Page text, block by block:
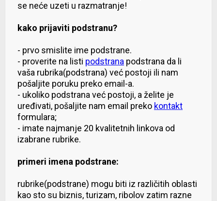
se neće uzeti u razmatranje!
kako prijaviti podstranu?
- prvo smislite ime podstrane.
- proverite na listi podstrana podstrana da li
vaša rubrika(podstrana) već postoji ili nam
pošaljite poruku preko email-a.
- ukoliko podstrana već postoji, a želite je
uređivati, pošaljite nam email preko kontakt
formulara;
- imate najmanje 20 kvalitetnih linkova od
izabrane rubrike.
primeri imena podstrane:
rubrike(podstrane) mogu biti iz različitih oblasti
kao sto su biznis, turizam, ribolov zatim razne